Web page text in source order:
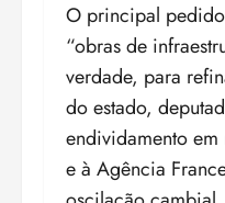
O principal
“obras de
verdade, para
do estado,
endividamento
e à Agência